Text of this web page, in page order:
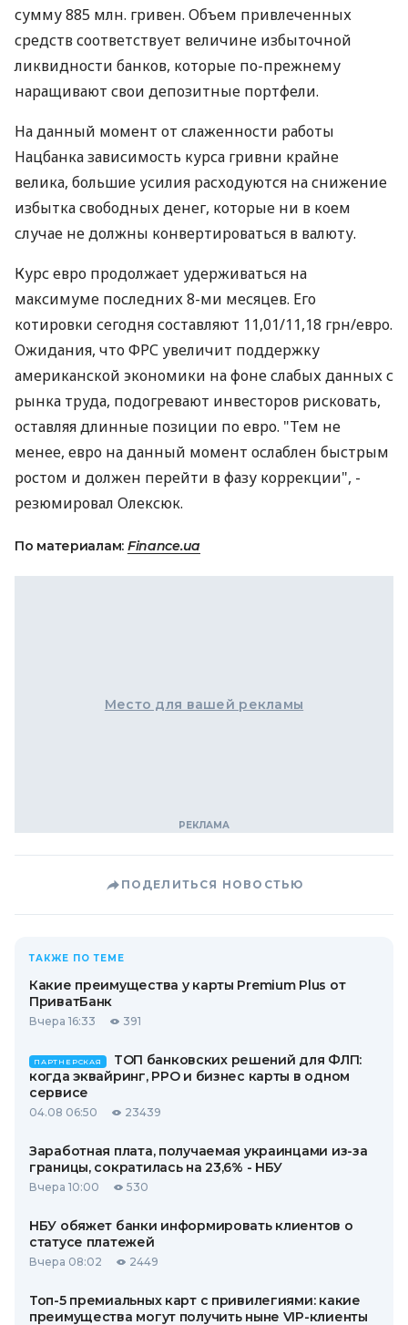
сумму 885 млн. гривен. Объем привлеченных
средств соответствует величине избыточной
ликвидности банков, которые по-прежнему
наращивают свои депозитные портфели.
На данный момент от слаженности работы
Нацбанка зависимость курса гривни крайне
велика, большие усилия расходуются на снижение
избытка свободных денег, которые ни в коем
случае не должны конвертироваться в валюту.
Курс евро продолжает удерживаться на
максимуме последних 8-ми месяцев. Его
котировки сегодня составляют 11,01/11,18 грн/евро.
Ожидания, что ФРС увеличит поддержку
американской экономики на фоне слабых данных с
рынка труда, подогревают инвесторов рисковать,
оставляя длинные позиции по евро. "Тем не
менее, евро на данный момент ослаблен быстрым
ростом и должен перейти в фазу коррекции", -
резюмировал Олексюк.
По материалам: Finance.ua
Место для вашей рекламы
ПОДЕЛИТЬСЯ НОВОСТЬЮ
ТАКЖЕ ПО ТЕМЕ
Какие преимущества у карты Premium Plus от
ПриватБанк
Вчера 16:33 391
ПАРТНЕРСКАЯ
ТОП банковских решений для ФЛП:
когда эквайринг, РРО и бизнес карты в одном
сервисе
04.08 06:50 23439
Заработная плата, получаемая украинцами из-за
границы, сократилась на 23,6% - НБУ
Вчера 10:00 530
НБУ обяжет банки информировать клиентов о
статусе платежей
Вчера 08:02 2449
Топ-5 премиальных карт с привилегиями: какие
преимущества могут получить ныне VIP-клиенты